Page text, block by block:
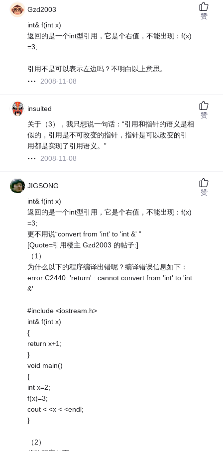
Gzd2003
int& f(int x)
返回的是一个int型引用，它是个右值，不能出现：f(x)
=3;
引用不是可以表示左边吗？不明白以上意思。
2008-11-08
赞
insulted
关于（3），我只想说一句话：“引用和指针的语义是相
似的，引用是不可改变的指针，指针是可以改变的引
用都是实现了引用语义。”
2008-11-08
赞
JIGSONG
int& f(int x)
返回的是一个int型引用，它是个右值，不能出现：f(x)
=3;
更不用说“convert from 'int' to 'int &' ”
[Quote=引用楼主 Gzd2003 的帖子:]
（1）
为什么以下的程序编译出错呢？编译错误信息如下：
error C2440: 'return' : cannot convert from 'int' to 'int
&'
#include <iostream.h>
int& f(int x)
{
return x+1;
}
void main()
{
int x=2;
f(x)=3;
cout < <x < <endl;
}
（2）
赞